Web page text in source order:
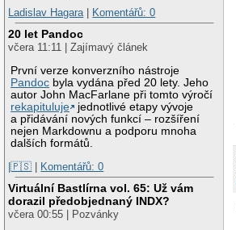
Ladislav Hagara| Komentářů: 0
20 let Pandoc
včera 11:11 | Zajímavý článek
První verze konverzního nástroje
Pandoc byla vydána před 20 lety. Jeho
autor John MacFarlane při tomto výročí
rekapituluje
jednotlivé etapy vývoje
a přidávání nových funkcí – rozšíření
nejen Markdownu a podporu mnoha
dalších formátů.
|🇵🇸
Komentářů: 0
Virtuální Bastlírna vol. 65: Už vám
dorazil předobjednaný INDX?
včera 00:55 | Pozvánky